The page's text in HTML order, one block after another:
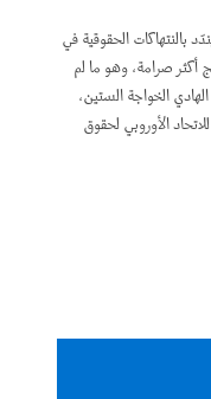
بالنتهاكات الحقوقية في
أكثر صرامة، وهو ما لم
الخواجة الستين،
الأوروبي لحقوق